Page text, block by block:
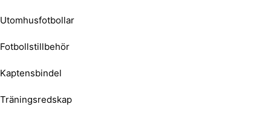
Utomhusfotbollar
Fotbollstillbehör
Kaptensbindel
Träningsredskap